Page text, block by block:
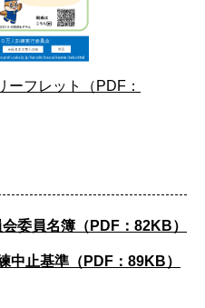
ーフレット（PDF：
委員名簿（PDF：82KB）
中止基準（PDF：89KB）